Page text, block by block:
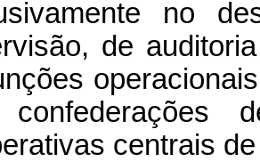
no
de
centrais